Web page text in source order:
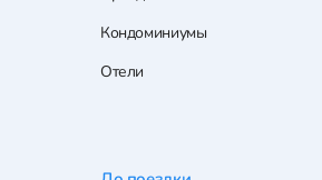
Кондоминиумы
Отели